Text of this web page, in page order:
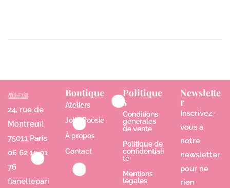
24, rue de
Montreuil
75011 Paris
06 62 15 01
76
flanellepari
Boutique
Ateliers
Jolie Poésie
À propos
Contact
Politique
s
Conditions
générales
de vente
Politique de
confidentiali
té
Mentions
légales
Newslette
r
Inscrivez-
vous à
notre
newsletter
pour ne
rien